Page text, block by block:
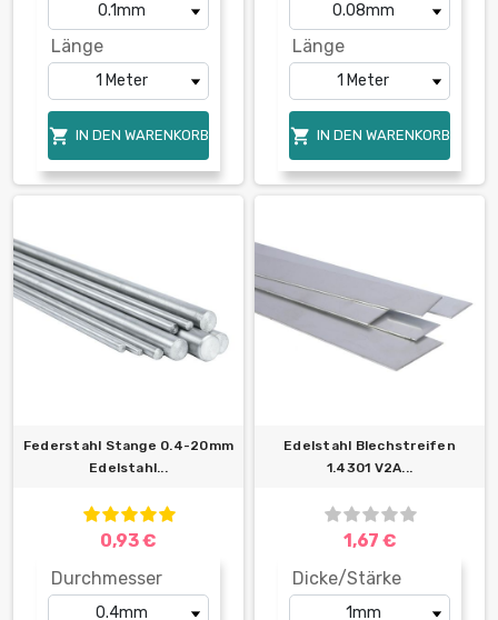
Länge
 IN DEN WARENKORB
Länge
 IN DEN WARENKORB
Federstahl Stange 0.4-20mm
Edelstahl...
0,93 €
Durchmesser
Edelstahl Blechstreifen
1.4301 V2A...
1,67 €
Dicke/Stärke